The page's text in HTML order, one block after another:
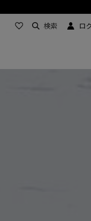
検索 ロ